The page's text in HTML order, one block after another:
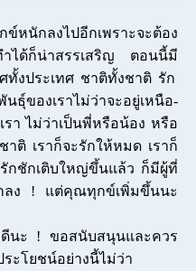
นักลงไปอีกเพราะจะต้อง
ได้ก็น่าสรรเสริญ ตอนนี้มี
ทั้งประเทศ ชาติทั้งชาติ รัก
ธุ์ของเราไม่ว่าจะอยู่เหนือ-
า ไม่ว่าเป็นพี่หรือน้อง หรือ
าติ เราก็จะรักให้หมด เราก็
กชักเติบใหญ่ขึ้นแล้ว ก็มีผู้ที่
ลง ! แต่คุณทุกข์เพิ่มขึ้นนะ
ดีนะ ! ขอสนับสนุนและควร
ะโยชน์อย่างนี้ไม่ว่า